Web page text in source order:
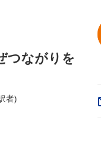
つながりを
者)